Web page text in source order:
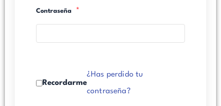
Contraseña *
Recordarme
¿Has perdido tu
contraseña?